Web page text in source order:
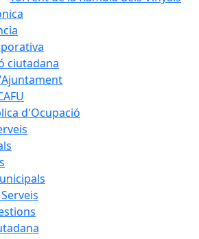
ciutadana
d'Ocupació